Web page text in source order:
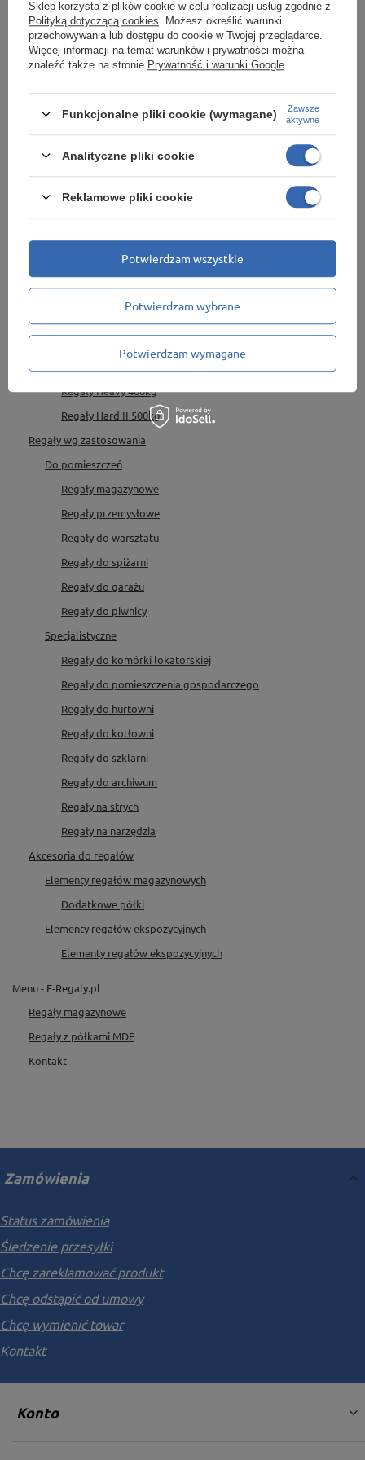
Regały sklepowe ekspozycyjne
Typ konstrukcji
Gondole sklepowe
Regały dwustronne
Regały narożne
Regały wg nośności
Regały wg nośności półki
Regały Steel 90kg
Regały Standard II 200kg
Regały Heavy 400kg
Regały Hard II 500kg
Regały wg zastosowania
Do pomieszczeń
Regały magazynowe
Regały przemysłowe
Regały do warsztatu
Regały do spiżarni
Regały do garażu
Regały do piwnicy
Specjalistyczne
Regały do komórki lokatorskiej
Regały do pomieszczenia gospodarczego
Regały do hurtowni
Regały do kotłowni
Regały do szklarni
Regały do archiwum
Regały na strych
Regały na narzędzia
Akcesoria do regałów
Elementy regałów magazynowych
Dodatkowe półki
Elementy regałów ekspozycyjnych
Elementy regałów ekspozycyjnych
Menu - E-Regaly.pl
Regały magazynowe
Regały z półkami MDF
Kontakt
Zamówienia
Status zamówienia
Śledzenie przesyłki
Chcę zareklamować produkt
Chcę odstąpić od umowy
Chcę wymienić towar
Kontakt
Konto
Sklep korzysta z plików cookie w celu realizacji usług zgodnie z
Polityką dotyczącą cookies . Możesz określić warunki
przechowywania lub dostępu do cookie w Twojej przeglądarce.
Więcej informacji na temat warunków i prywatności można
znaleźć także na stronie Prywatność i warunki Google
Funkcjonalne pliki cookie (wymagane)
Zawsze
aktywne
Analityczne pliki cookie
Reklamowe pliki cookie
Potwierdzam wybrane
Potwierdzam wymagane
Potwierdzam wszystkie